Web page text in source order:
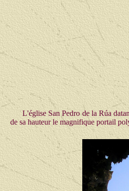
L'église San Pedro de la Rúa
de sa hauteur le magnifique portail